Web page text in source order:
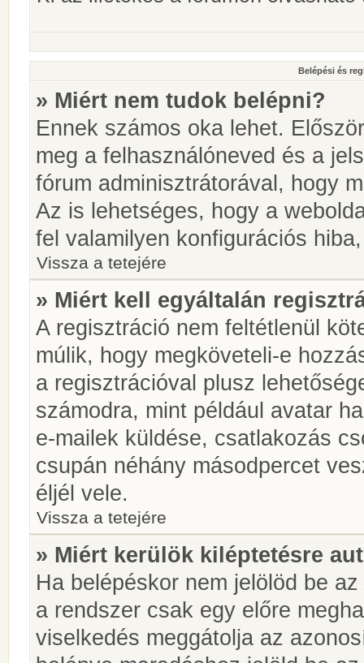
Belépési és
» Miért nem tudok belépni?
Ennek számos oka lehet.
meg a felhasználóneved és a
fórum adminisztrátorával, hogy
Az is lehetséges, hogy a
fel valamilyen konfigurációs
Vissza a tetejére
» Miért kell egyáltalán
A regisztráció nem feltétlenül
múlik, hogy megköveteli-e
a regisztrációval plusz
számodra, mint például avatar
e-mailek küldése, csatlakozás
csupán néhány másodpercet
éljél vele.
Vissza a tetejére
» Miért kerülök kiléptetésre
Ha belépéskor nem jelölöd be az
a rendszer csak egy előre
viselkedés meggátolja az